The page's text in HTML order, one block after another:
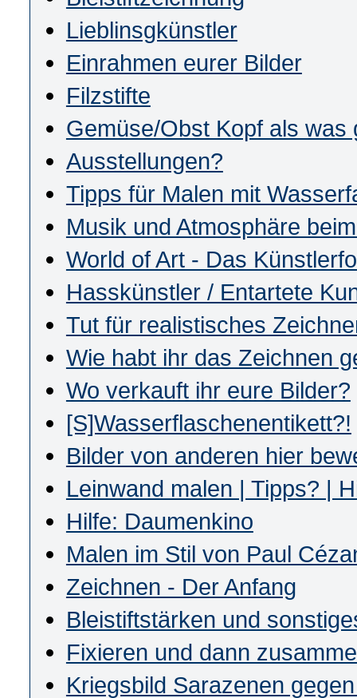
Lieblinsgkünstler
Einrahmen eurer Bilder
Filzstifte
Gemüse/Obst Kopf als was
Ausstellungen?
Tipps für Malen mit
Musik und Atmosphäre
World of Art - Das
Hasskünstler / Entartete
Tut für realistisches
Wie habt ihr das Zeichnen
Wo verkauft ihr eure Bilder?
[S]Wasserflaschenentikett?!
Bilder von anderen hier
Leinwand malen | Tipps? |
Hilfe: Daumenkino
Malen im Stil von Paul
Zeichnen - Der Anfang
Bleistiftstärken und
Fixieren und dann
Kriegsbild Sarazenen